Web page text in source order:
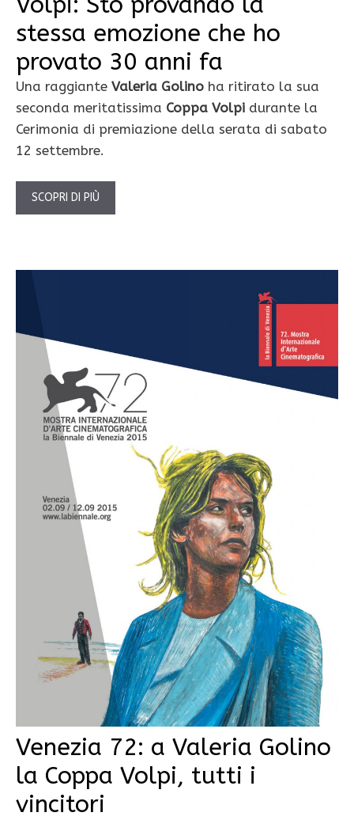
stessa emozione che ho
provato 30 anni fa
Una raggiante Valeria Golino ha ritirato la sua
seconda meritatissima Coppa Volpi durante la
Cerimonia di premiazione della serata di sabato
12 settembre.
SCOPRI DI PIÙ
Venezia 72: a Valeria Golino
la Coppa Volpi, tutti i
vincitori